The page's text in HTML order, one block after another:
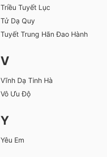
Triều Tuyết Lục
Tử Dạ Quy
Tuyết Trung Hãn Đao Hành
V
Vĩnh Dạ Tinh Hà
Vô Ưu Độ
Y
Yêu Em